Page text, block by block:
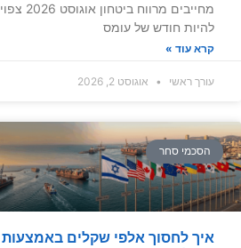
מחייבים מרווח ביטחון אוגוסט 2026 צפוי
להיות חודש של עומס
קרא עוד »
עורך ראשי אוגוסט 2, 2026
הסכמי סחר
איך לחסוך אלפי שקלים באמצעות